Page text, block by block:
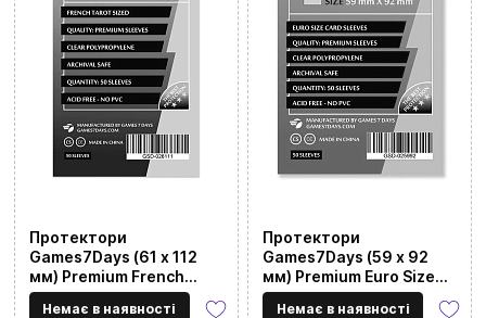
Протектори
Games7Days (61 x 112
мм) Premium French
Tarot (50 шт)
Немає в наявності
Протектори
Games7Days (59 x 92
мм) Premium Euro Size
(50 шт)
Немає в наявності